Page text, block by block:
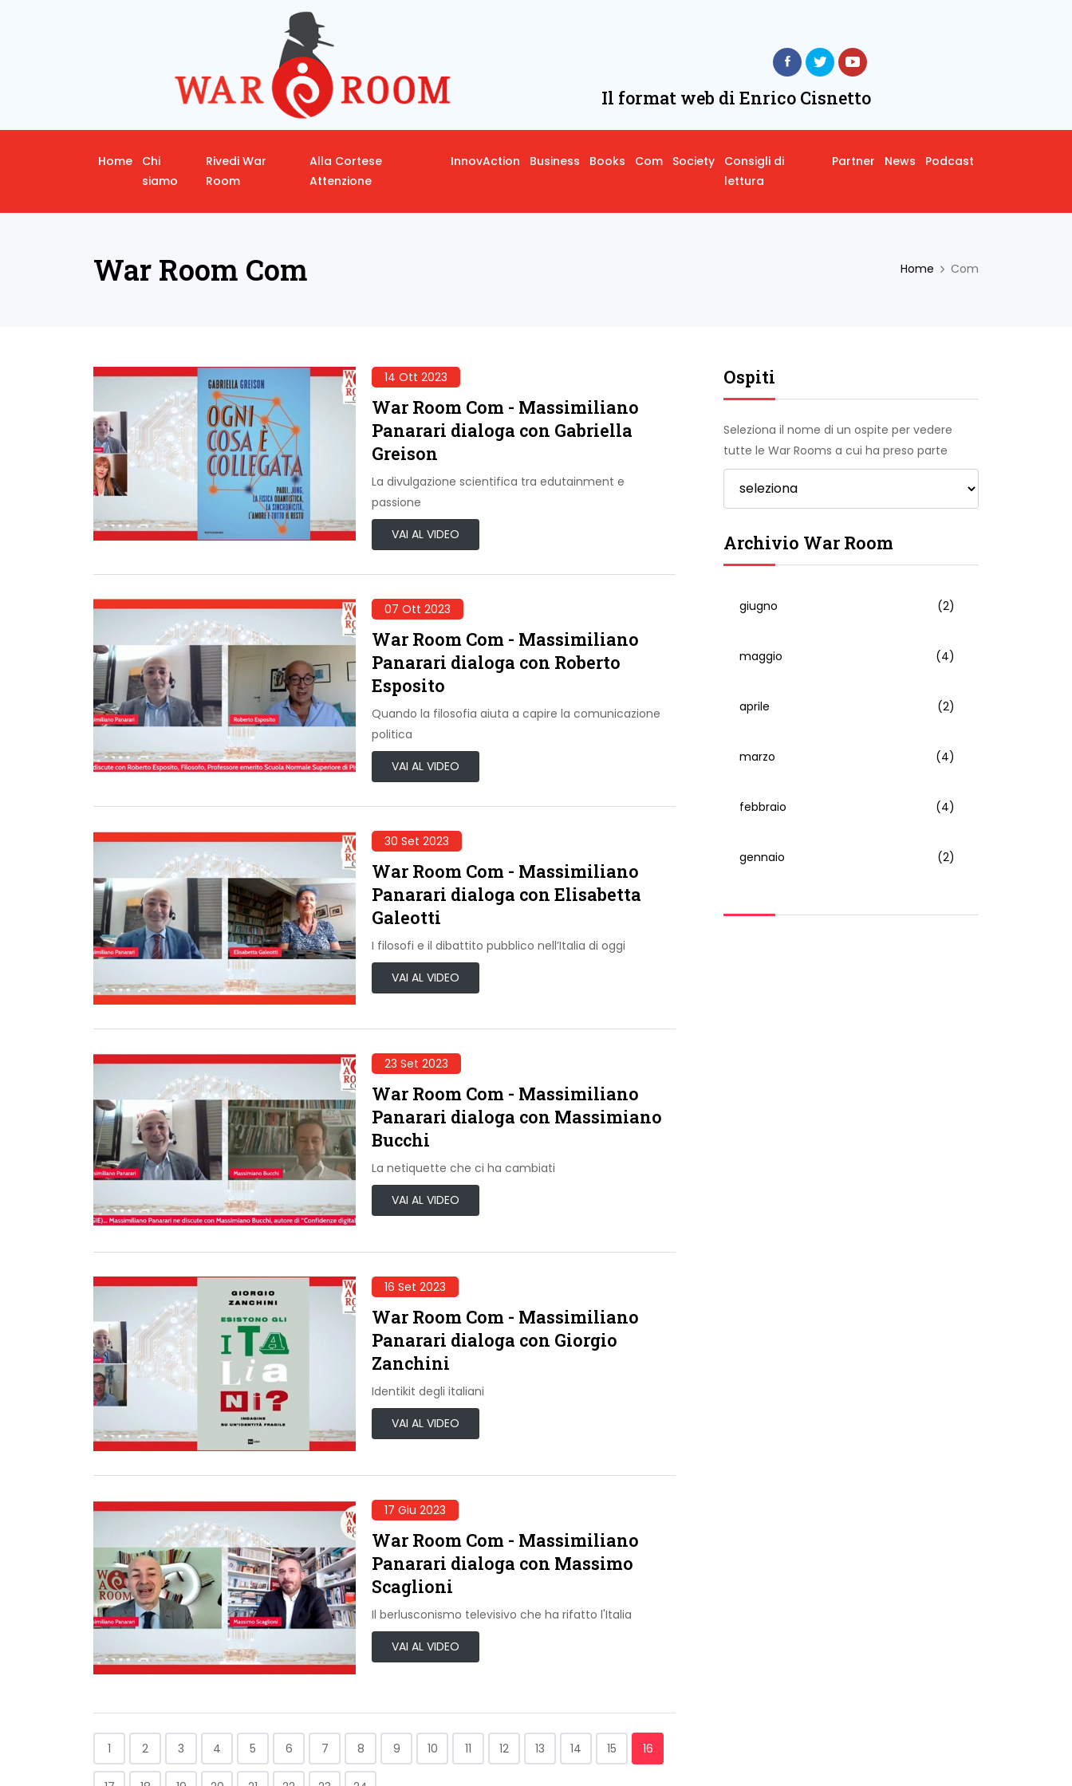
Il format web di Enrico Cisnetto
Home
Chi
siamo
Rivedi War
Room
Alla Cortese
Attenzione
InnovAction Business Books Com Society
Consigli di
lettura
Partner News Podcast
War Room Com Home Com
14 Ott 2023
War Room Com - Massimiliano
Panarari dialoga con Gabriella
Greison
La divulgazione scientifica tra edutainment e
passione
VAI AL VIDEO
07 Ott 2023
War Room Com - Massimiliano
Panarari dialoga con Roberto
Esposito
Quando la filosofia aiuta a capire la comunicazione
politica
VAI AL VIDEO
30 Set 2023
War Room Com - Massimiliano
Panarari dialoga con Elisabetta
Galeotti
I filosofi e il dibattito pubblico nell’Italia di oggi
VAI AL VIDEO
23 Set 2023
War Room Com - Massimiliano
Panarari dialoga con Massimiano
Bucchi
La netiquette che ci ha cambiati
VAI AL VIDEO
16 Set 2023
War Room Com - Massimiliano
Panarari dialoga con Giorgio
Zanchini
Identikit degli italiani
VAI AL VIDEO
17 Giu 2023
War Room Com - Massimiliano
Panarari dialoga con Massimo
Scaglioni
Il berlusconismo televisivo che ha rifatto l'Italia
VAI AL VIDEO
1 2 3 4 5 6 7 8 9 10 11 12 13 14 15 16
Ospiti
Seleziona il nome di un ospite per vedere
tutte le War Rooms a cui ha preso parte
Archivio War Room
giugno (2)
maggio (4)
aprile (2)
marzo (4)
febbraio (4)
gennaio (2)